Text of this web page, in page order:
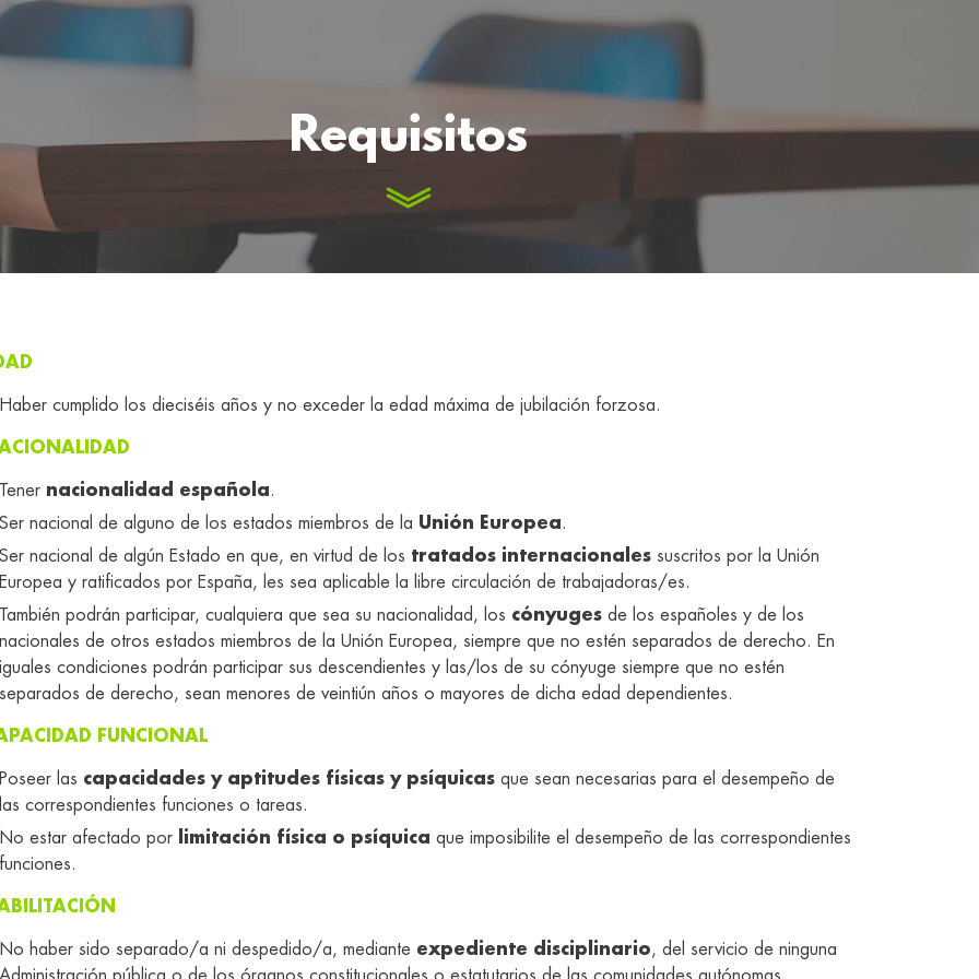
Requisitos
Haber cumplido los dieciséis años y no exceder la edad máxima de jubilación forzosa.
Tener nacionalidad española.
Ser nacional de alguno de los estados miembros de la Unión Europea.
Ser nacional de algún Estado en que, en virtud de los tratados internacionales suscritos por la Unión
Europea y ratificados por España, les sea aplicable la libre circulación de trabajadoras/es.
También podrán participar, cualquiera que sea su nacionalidad, los cónyuges de los españoles y de los
nacionales de otros estados miembros de la Unión Europea, siempre que no estén separados de derecho. En
iguales condiciones podrán participar sus descendientes y las/los de su cónyuge siempre que no estén
separados de derecho, sean menores de veintiún años o mayores de dicha edad dependientes.
FUNCIONAL
Poseer las capacidades y aptitudes físicas y psíquicas que sean necesarias para el desempeño de
las correspondientes funciones o tareas.
No estar afectado por limitación física o psíquica que imposibilite el desempeño de las correspondientes
funciones.
No haber sido separado/a ni despedido/a, mediante expediente disciplinario, del servicio de ninguna